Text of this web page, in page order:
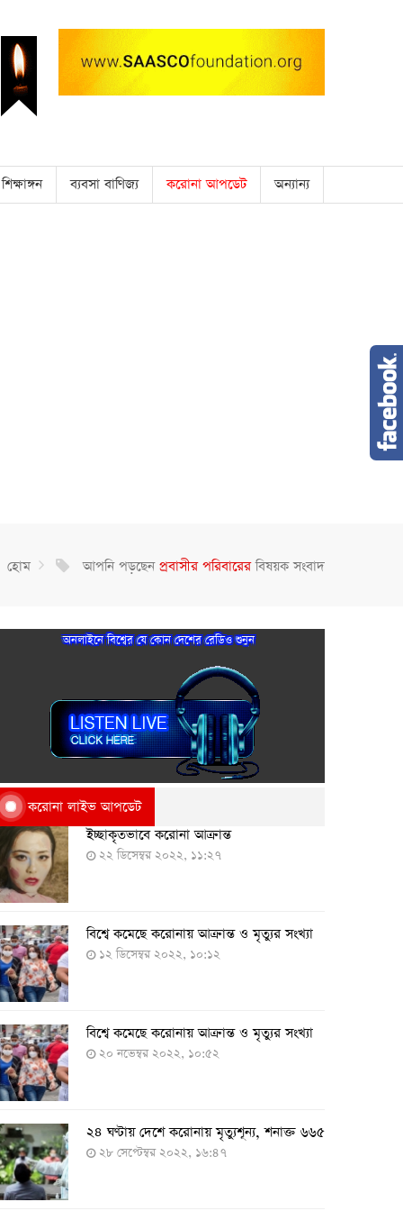
শিক্ষাঙ্গন ব্যবসা বাণিজ্য করোনা আপডেট অন্যান্য
হোম আপনি পড়ছেনপ্রবাসীর পরিবারেরবিষয়ক সংবাদ
অনলাইনে বিশ্বের যে কোন দেশের রেডিও শুনুন
করোনা লাইভ আপডেট
ইচ্ছাকৃতভাবে করোনা আক্রান্ত
২২ ডিসেম্বর ২০২২, ১১:২৭
বিশ্বে কমেছে করোনায় আক্রান্ত ও মৃত্যুর সংখ্যা
১২ ডিসেম্বর ২০২২, ১০:১২
বিশ্বে কমেছে করোনায় আক্রান্ত ও মৃত্যুর সংখ্যা
২০ নভেম্বর ২০২২, ১০:৫২
২৪ ঘণ্টায় দেশে করোনায় মৃত্যুশূন্য, শনাক্ত ৬৬৫
২৮ সেপ্টেম্বর ২০২২, ১৬:৪৭